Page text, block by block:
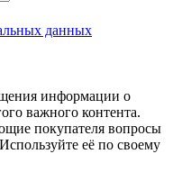
данных
информации о
важного контента.
покупателя вопросы
её по своему